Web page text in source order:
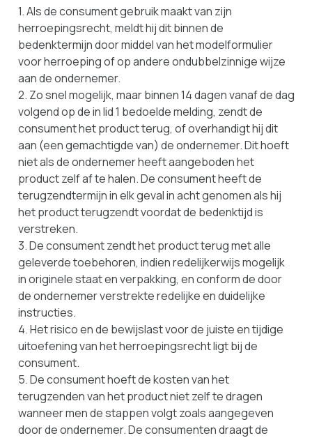
1. Als de consument gebruik maakt van zijn
herroepingsrecht, meldt hij dit binnen de
bedenktermijn door middel van het modelformulier
voor herroeping of op andere ondubbelzinnige wijze
aan de ondernemer.
2. Zo snel mogelijk, maar binnen 14 dagen vanaf de dag
volgend op de in lid 1 bedoelde melding, zendt de
consument het product terug, of overhandigt hij dit
aan (een gemachtigde van) de ondernemer. Dit hoeft
niet als de ondernemer heeft aangeboden het
product zelf af te halen. De consument heeft de
terugzendtermijn in elk geval in acht genomen als hij
het product terugzendt voordat de bedenktijd is
verstreken.
3. De consument zendt het product terug met alle
geleverde toebehoren, indien redelijkerwijs mogelijk
in originele staat en verpakking, en conform de door
de ondernemer verstrekte redelijke en duidelijke
instructies.
4. Het risico en de bewijslast voor de juiste en tijdige
uitoefening van het herroepingsrecht ligt bij de
consument.
5. De consument hoeft de kosten van het
terugzenden van het product niet zelf te dragen
wanneer men de stappen volgt zoals aangegeven
door de ondernemer. De consumenten draagt de